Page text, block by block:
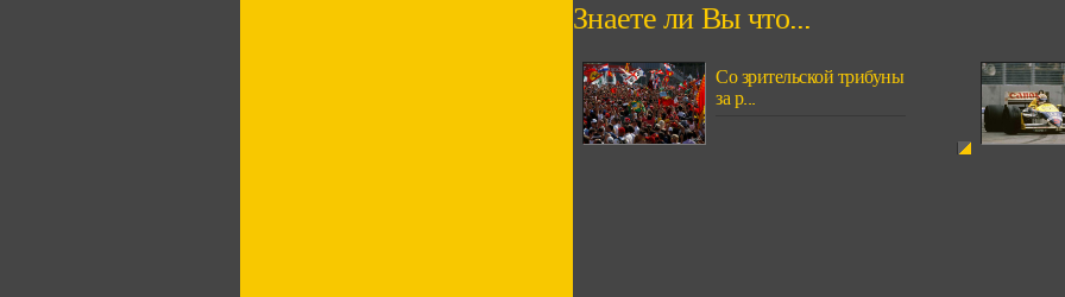
Знаете ли Вы что...
Со зрительской трибуны
за р...